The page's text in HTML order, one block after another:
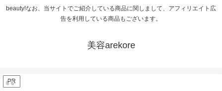
beauty!なお、当サイトでご紹介している商品に関しまして、アフィリエイト広
告を利用している商品もございます。
美容arekore
PR